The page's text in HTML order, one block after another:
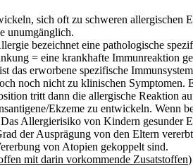
sich oft zu schweren allergischen
unumgänglich.
bezeichnet eine pathologische
= eine krankhafte Immunreaktion
das erworbene spezifische
noch nicht zu klinischen Symptomen.
tritt dann die allergische Reaktion
Ekzeme zu entwickeln. Wenn
Allergierisiko von Kindern gesunder
der Ausprägung von den Eltern
von Atopien gekoppelt sind.
mit darin vorkommende Zusatstoffen